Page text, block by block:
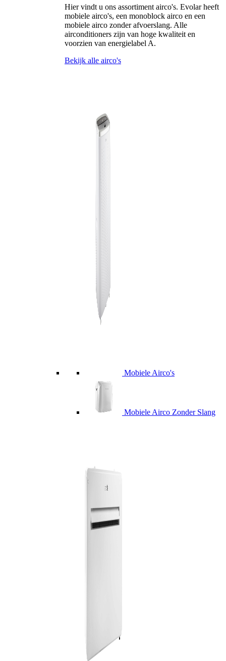
Hier vindt u ons assortiment airco's. Evolar heeft
mobiele airco's, een monoblock airco en een
mobiele airco zonder afvoerslang. Alle
airconditioners zijn van hoge kwaliteit en
voorzien van energielabel A.
Bekijk alle airco's
Mobiele Airco's
Mobiele Airco Zonder Slang